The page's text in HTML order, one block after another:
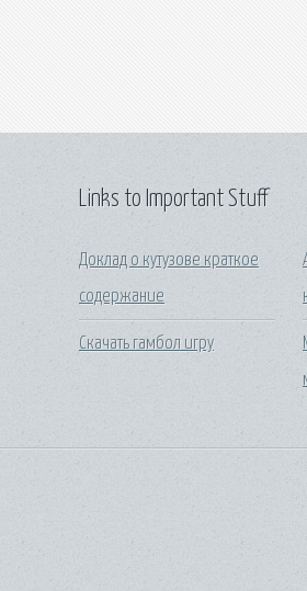
Links to Important Stuff
Доклад о кутузове краткое
содержание
Скачать гамбол игру